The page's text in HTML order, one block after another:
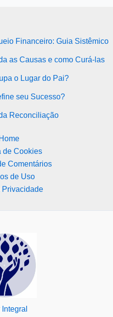
Financeiro: Guia Sistêmico
as Causas e como Curá-las
o Lugar do Pai?
seu Sucesso?
Reconciliação
Home
de Cookies
Comentários
de Uso
Privacidade